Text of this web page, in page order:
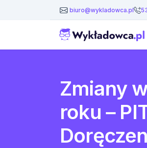
biuro@wykladowca.pl
Zmiany
roku –